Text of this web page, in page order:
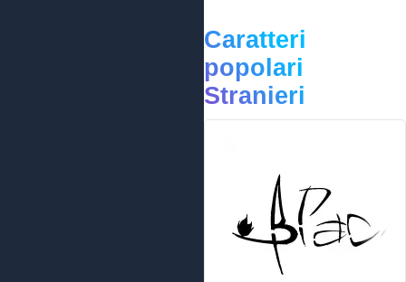
Caratteri
popolari
Stranieri